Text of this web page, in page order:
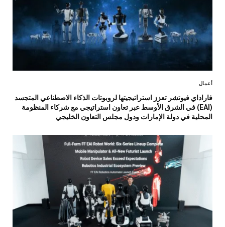
أعمال
فاراداي فيوتشر تعزز استراتيجيتها لروبوتات الذكاء الاصطناعي المتجسد
(EAI) في الشرق الأوسط عبر تعاون استراتيجي مع شركاء المنظومة
المحلية في دولة الإمارات ودول مجلس التعاون الخليجي